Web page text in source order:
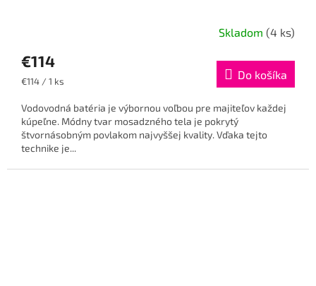
Skladom (4 ks)
€114
Jednotková
€114 / 1 ks Do košíka
Vodovodná batéria je výbornou voľbou pre majiteľov každej
kúpeľne. Módny tvar mosadzného tela je pokrytý
štvornásobným povlakom najvyššej kvality. Vďaka tejto
technike je...